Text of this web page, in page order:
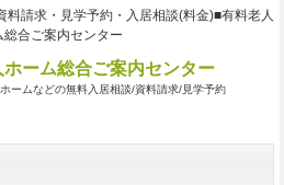
料請求・見学予約・入居相談(料金)■有料老人
総合ご案内センター
ーム総合ご案内センター
ームなどの無料入居相談/資料請求/見学予約